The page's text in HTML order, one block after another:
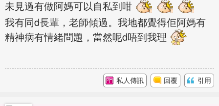
未見過有做阿媽可以自私到咁
我有同d長輩，老師傾過。我地都覺得佢阿媽有
精神病有情緒問題，當然呢d唔到我理
私人傳訊 回覆 引用